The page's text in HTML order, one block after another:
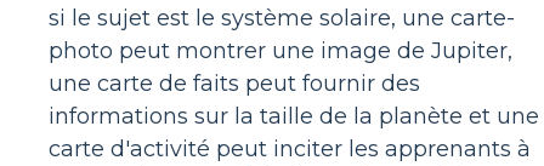
si le sujet est le système solaire, une carte-
photo peut montrer une image de Jupiter,
une carte de faits peut fournir des
informations sur la taille de la planète et une
carte d'activité peut inciter les apprenants à